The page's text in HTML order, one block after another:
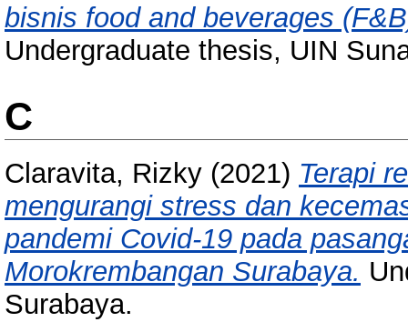
bisnis food and beverages
Undergraduate thesis, UIN
C
Claravita, Rizky (2021) Terapi
mengurangi stress dan
pandemi Covid-19 pada
Morokrembangan Surabaya.
Surabaya.